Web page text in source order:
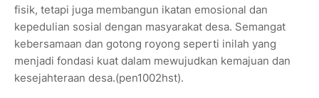
fisik, tetapi juga membangun ikatan emosional dan
kepedulian sosial dengan masyarakat desa. Semangat
kebersamaan dan gotong royong seperti inilah yang
menjadi fondasi kuat dalam mewujudkan kemajuan dan
kesejahteraan desa.(pen1002hst).